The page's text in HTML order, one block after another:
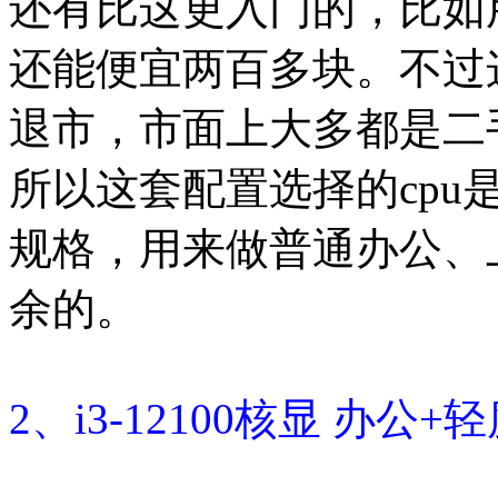
还能便宜两百多块。不
退市，市面上大多都是
所以这套配置选择的cpu
规格，用来做普通办公
余的。
2、i3-12100核显 办公+